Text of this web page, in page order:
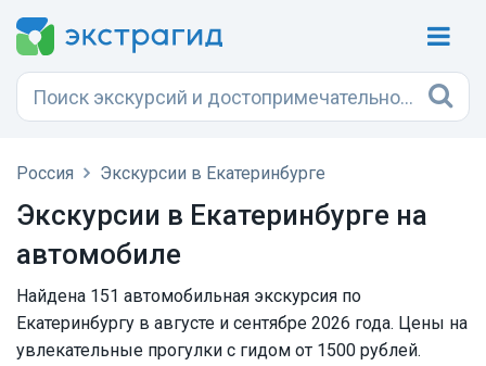
Россия Экскурсии в Екатеринбурге
Экскурсии в Екатеринбурге на
автомобиле
Найдена 151 автомобильная экскурсия по
Екатеринбургу в августе и сентябре 2026 года. Цены на
увлекательные прогулки с гидом от 1500 рублей.